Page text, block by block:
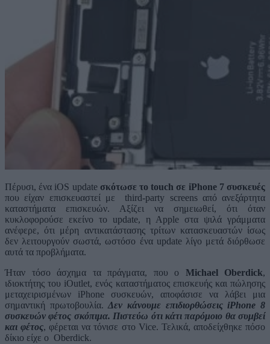
Πέρυσι, ένα iOS updateσκότωσε το touch σε iPhone 7 συσκευές
που είχαν επισκευαστεί με third-party screens από ανεξάρτητα
καταστήματα επισκευών. Αξίζει να σημειωθεί, ότι όταν
κυκλοφορούσε εκείνο το update, η Apple στα ψιλά γράμματα
ανέφερε, ότι μέρη αντικατάστασης τρίτων κατασκευαστών ίσως
δεν λειτουργούν σωστά, ωστόσο ένα update λίγο μετά διόρθωσε
αυτά τα προβλήματα.
Ήταν τόσο άσχημα τα πράγματα, που ο Michael Oberdick,
ιδιοκτήτης του iOutlet, ενός καταστήματος επισκευής και πώλησης
μεταχειρισμένων iPhone συσκευών, αποφάσισε να λάβει μια
σημαντική πρωτοβουλία. Δεν κάνουμε επιδιορθώσεις iPhone 8
συσκευών φέτος σκόπιμα. Πιστεύω ότι κάτι παρόμοιο θα συμβεί
και φέτος, φέρεται να τόνισε στο Vice. Τελικά, αποδείχθηκε πόσο
δίκιο είχε ο Oberdick.